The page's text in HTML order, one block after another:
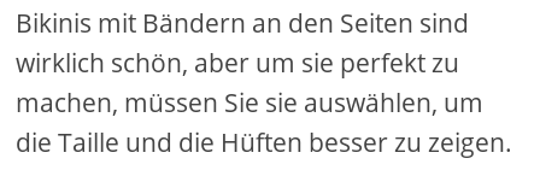
Bikinis mit Bändern an den Seiten sind
wirklich schön, aber um sie perfekt zu
machen, müssen Sie sie auswählen, um
die Taille und die Hüften besser zu zeigen.